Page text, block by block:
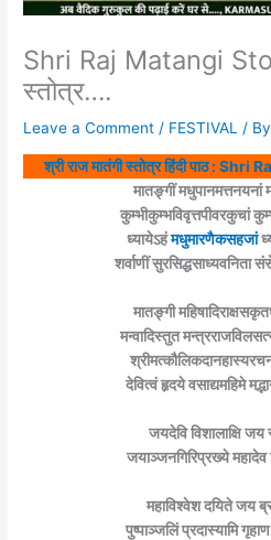
Shri Raj Matangi
स्तोत्र….
Leave a Comment / FESTIVAL / By
श्री राज मातंगी स्तोत्र हिंदी पाठ :
मातङ्गीं मधुपानमत्तनयनां
कुम्भीकुम्भविवृत्तपीवरकुचां
ध्यायेऽहंमधुमारणैकसहजां
शर्वाणीं सुरसिद्धसाध्यवनिता
मातङ्गी
मन्वादिस्तुत
देवित्वं हृदये वसाद्यमहिमे
जयदेवि विशालाक्षि जय
जयाञ्जनगिरिप्रख्ये
महाविश्वेश दयिते जय
पुष्पाञ्जलिं प्रदास्यामि